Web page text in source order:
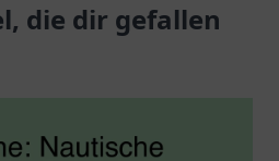
Vielfalt für alle
Altersgruppen.
die dir gefallen